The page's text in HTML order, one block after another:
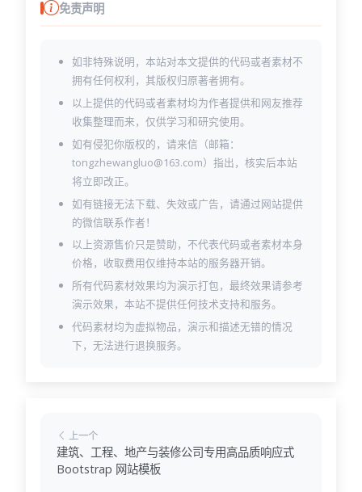
免责声明
如非特殊说明，本站对本文提供的代码或者素材不
拥有任何权利，其版权归原著者拥有。
以上提供的代码或者素材均为作者提供和网友推荐
收集整理而来，仅供学习和研究使用。
如有侵犯你版权的，请来信（邮箱：
tongzhewangluo@163.com）指出，核实后本站
将立即改正。
如有链接无法下载、失效或广告，请通过网站提供
的微信联系作者！
以上资源售价只是赞助，不代表代码或者素材本身
价格，收取费用仅维持本站的服务器开销。
所有代码素材效果均为演示打包，最终效果请参考
演示效果，本站不提供任何技术支持和服务。
代码素材均为虚拟物品，演示和描述无错的情况
下，无法进行退换服务。
上一个
建筑、工程、地产与装修公司专用高品质响应式
Bootstrap 网站模板